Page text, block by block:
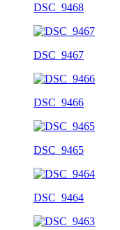
DSC_9468
DSC_9467
DSC_9466
DSC_9465
DSC_9464